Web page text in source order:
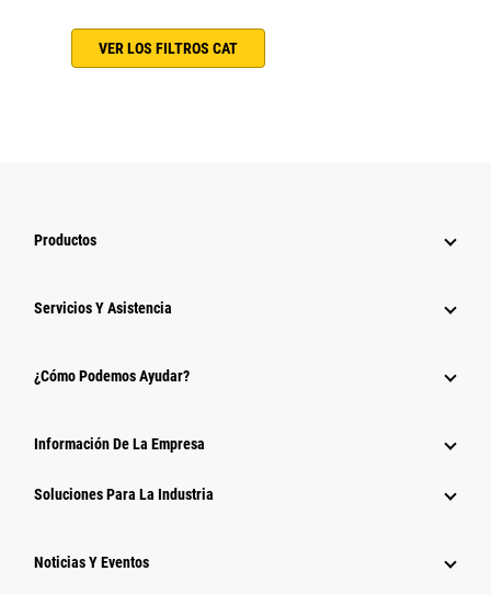
VER LOS FILTROS CAT
Productos
Servicios Y Asistencia
¿Cómo Podemos Ayudar?
Información De La Empresa
Soluciones Para La Industria
Noticias Y Eventos